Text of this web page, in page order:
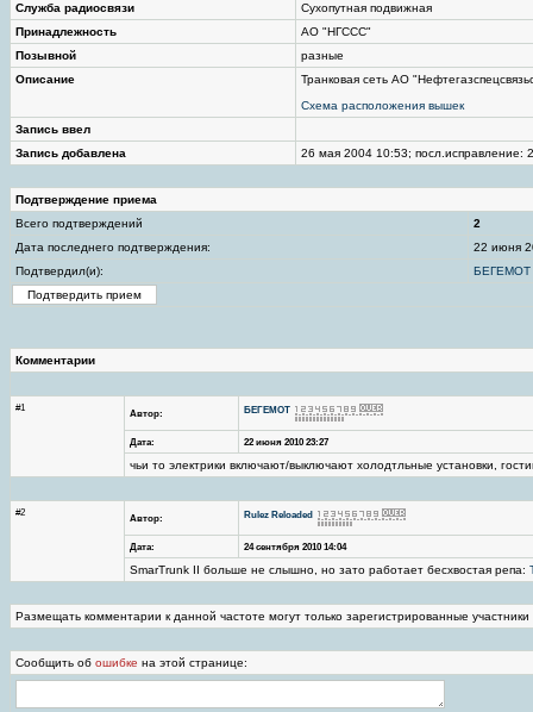
Служба радиосвязи
Сухопутная подвижная
Принадлежность
АО "НГССС"
Позывной
разные
Описание
Транковая сеть АО
Схема расположения вышек
Запись ввел
Запись добавлена
26 мая 2004 10:53; посл.исправление:
Подтверждение приема
Всего подтверждений
2
Дата последнего подтверждения:
22 июня
Подтвердил(и):
БЕГЕМОТ
Комментарии
#1 Автор: БЕГЕМОТ
Дата: 22 июня 2010 23:27
чьи то электрики включают/выключают холодтльные установки,
#2 Автор: Rulez Reloaded
Дата: 24 сентября 2010 14:04
SmarTrunk II больше не слышно, но зато работает бесхвостая репа:
Размещать комментарии к данной частоте могут только зарегистрированные
Сообщить об ошибке на этой странице: